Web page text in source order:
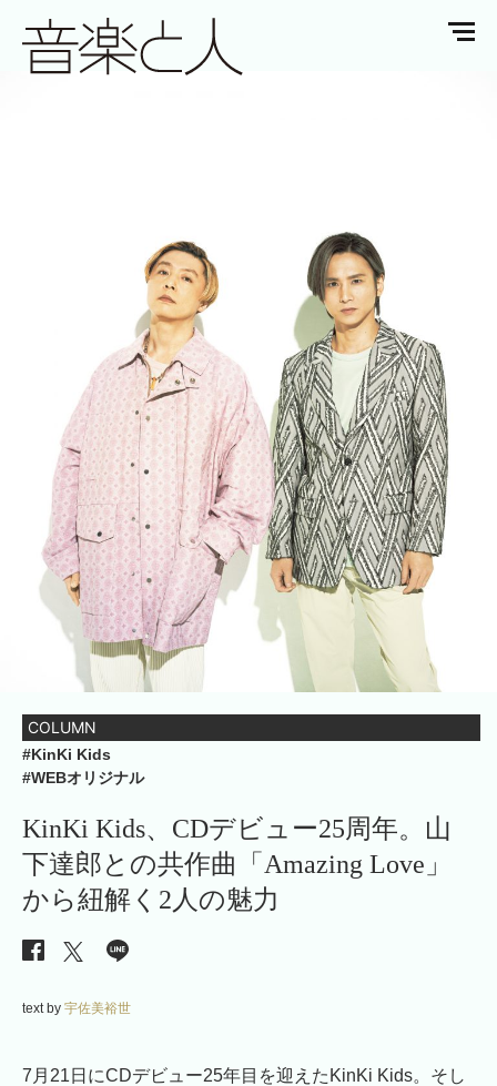
COLUMN
#KinKi Kids
#WEBオリジナル
KinKi Kids、CDデビュー25周年。山
下達郎との共作曲「Amazing Love」
から紐解く2人の魅力
text by 宇佐美裕世
7月21日にCDデビュー25年目を迎えたKinKi Kids。そし